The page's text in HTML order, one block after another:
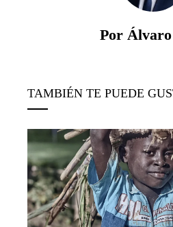
Por Álvaro
TAMBIÉN TE PUEDE